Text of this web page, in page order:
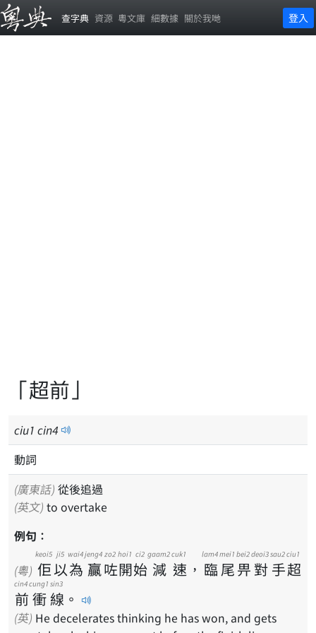
查字典 資源 粵文庫 細數據 關於我哋 登入
「超前」
ciu1 cin4
動詞
(廣東話) 從後追過
(英文) to overtake
例句：
(粵) 佢
keoi5
以
ji5
為
wai4
贏
jeng4
咗
zo2
開
hoi1
始
ci2
減
gaam2
速
cuk1
， 臨
lam4
尾
mei1
畀
bei2
對
deoi3
手
sau2
超
ciu1
前
cin4
衝
cung1
線
sin3
。
(英) He decelerates thinking he has won, and gets